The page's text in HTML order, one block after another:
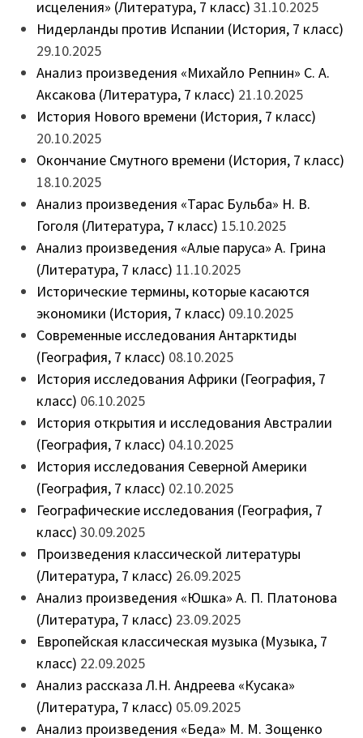
исцеления» (Литература, 7 класс) 31.10.2025
Нидерланды против Испании (История, 7 класс)
29.10.2025
Анализ произведения «Михайло Репнин» С. А.
Аксакова (Литература, 7 класс) 21.10.2025
История Нового времени (История, 7 класс)
20.10.2025
Окончание Смутного времени (История, 7 класс)
18.10.2025
Анализ произведения «Тарас Бульба» Н. В.
Гоголя (Литература, 7 класс) 15.10.2025
Анализ произведения «Алые паруса» А. Грина
(Литература, 7 класс) 11.10.2025
Исторические термины, которые касаются
экономики (История, 7 класс) 09.10.2025
Современные исследования Антарктиды
(География, 7 класс) 08.10.2025
История исследования Африки (География, 7
класс) 06.10.2025
История открытия и исследования Австралии
(География, 7 класс) 04.10.2025
История исследования Северной Америки
(География, 7 класс) 02.10.2025
Географические исследования (География, 7
класс) 30.09.2025
Произведения классической литературы
(Литература, 7 класс) 26.09.2025
Анализ произведения «Юшка» А. П. Платонова
(Литература, 7 класс) 23.09.2025
Европейская классическая музыка (Музыка, 7
класс) 22.09.2025
Анализ рассказа Л.Н. Андреева «Кусака»
(Литература, 7 класс) 05.09.2025
Анализ произведения «Беда» М. М. Зощенко